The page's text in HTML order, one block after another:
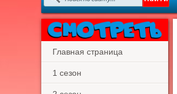
Главная страница
1 сезон